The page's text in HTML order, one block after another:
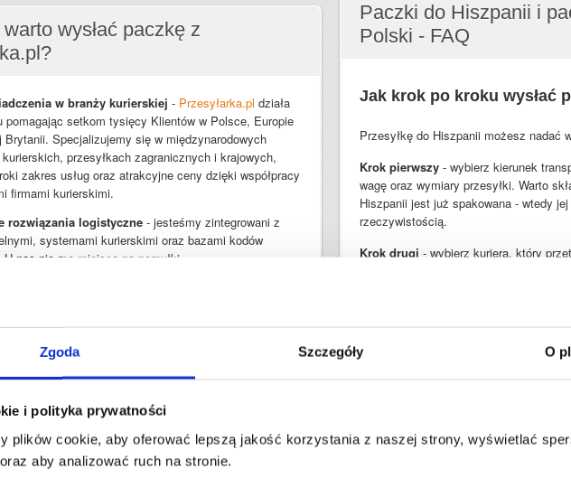
Zgoda Szczegóły O
i polityka prywatności
plików cookie, aby oferować lepszą jakość korzystania z naszej strony, wyświetlać
aby analizować ruch na stronie.
wysłać paczkę z
w branży kurierskiej - Przesyłarka.pl działa
pomagając setkom tysięcy Klientów w Polsce, Europie
Brytanii. Specjalizujemy się w międzynarodowych
przesyłkach zagranicznych i krajowych,
zakres usług oraz atrakcyjne ceny dzięki współpracy
firmami kurierskimi.
rozwiązania logistyczne - jesteśmy zintegrowani z
systemami kurierskimi oraz bazami kodów
nas nie ma miejsca na pomyłki.
ekspertami w dziedzinie prawa przewozowego, opłat
z najlepszymi firmami kurierskimi -
maila.
pozytywnych opiniina naszej stronie,
Opineo i Trustpilot - budujemy naszą społeczność od
Paczki do Hiszpanii i
Polski - FAQ
Jak krok po kroku wysłać
Przesyłkę do Hiszpanii możesz nadać
Krok pierwszy - wybierz kierunek
wagę oraz wymiary przesyłki. Warto
Hiszpanii jest już spakowana - wtedy
rzeczywistością.
Krok drugi - wybierz kuriera, który
Możesz kierować się kryterium ceny -
do Hiszpanii lub kryterium czasu
nieprawidłowych lub niepełnych
deklarujesz